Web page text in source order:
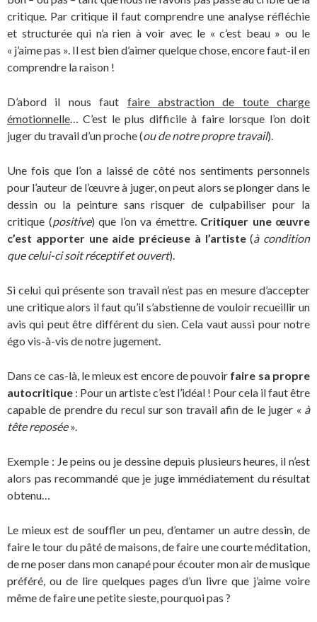
critique. Par critique il faut comprendre une analyse réfléchie
et structurée qui n’a rien à voir avec le « c’est beau » ou le
« j’aime pas ». Il est bien d’aimer quelque chose, encore faut-il en
comprendre la raison !
D’abord il nous faut faire abstraction de toute charge
émotionnelle… C’est le plus difficile à faire lorsque l’on doit
juger du travail d’un proche (ou de notre propre travail).
Une fois que l’on a laissé de côté nos sentiments personnels
pour l’auteur de l’œuvre à juger, on peut alors se plonger dans le
dessin ou la peinture sans risquer de culpabiliser pour la
critique (positive) que l’on va émettre. Critiquer une œuvre
c’est apporter une aide précieuse à l’artiste(à condition
que celui-ci soit réceptif et ouvert).
Si celui qui présente son travail n’est pas en mesure d’accepter
une critique alors il faut qu’il s’abstienne de vouloir recueillir un
avis qui peut être différent du sien. Cela vaut aussi pour notre
égo vis-à-vis de notre jugement.
Dans ce cas-là, le mieux est encore de pouvoir faire sa propre
autocritique : Pour un artiste c’est l’idéal ! Pour cela il faut être
capable de prendre du recul sur son travail afin de le juger « à
tête reposée».
Exemple : Je peins ou je dessine depuis plusieurs heures, il n’est
alors pas recommandé que je juge immédiatement du résultat
obtenu…
Le mieux est de souffler un peu, d’entamer un autre dessin, de
faire le tour du pâté de maisons, de faire une courte méditation,
de me poser dans mon canapé pour écouter mon air de musique
préféré, ou de lire quelques pages d’un livre que j’aime voire
même de faire une petite sieste, pourquoi pas ?